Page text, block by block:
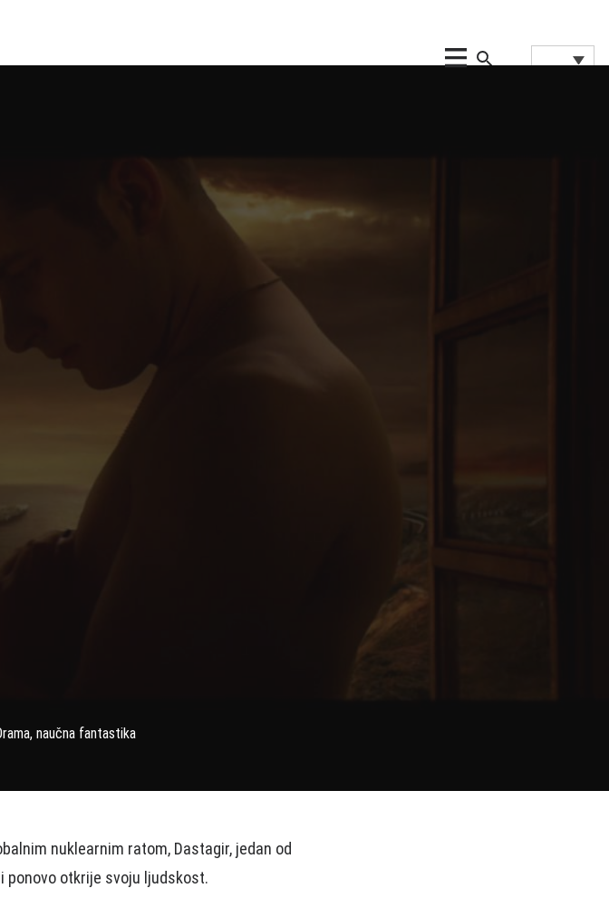
naučna fantastika
nuklearnim ratom, Dastagir, jedan od
ponovo otkrije svoju ljudskost.